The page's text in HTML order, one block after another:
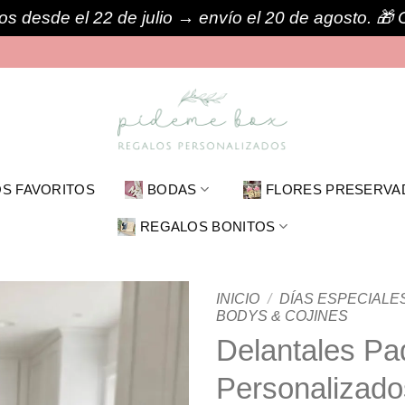
desde el 22 de julio → envío el 20 de agosto. 🎁
FAVORITOS BODAS FLORES
REGALOS BONITOS
INICIO / DÍAS
BODYS & COJINES
Delantales